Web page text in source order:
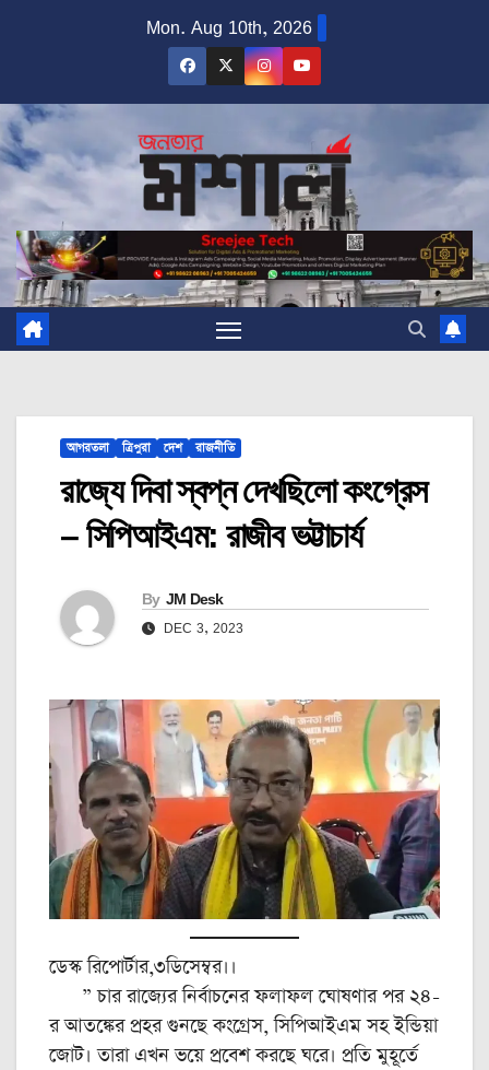
Mon. Aug 10th, 2026
আগরতলা ত্রিপুরা দেশ রাজনীতি
রাজ্যে দিবা স্বপ্ন দেখছিলো কংগ্রেস
– সিপিআইএম: রাজীব ভট্টাচার্য
By JM Desk
DEC 3, 2023
ডেস্ক রিপোর্টার,৩ডিসেম্বর।।
” চার রাজ্যের নির্বাচনের ফলাফল ঘোষণার পর ২৪-
র আতঙ্কের প্রহর গুনছে কংগ্রেস, সিপিআইএম সহ ইন্ডিয়া
জোট। তারা এখন ভয়ে প্রবেশ করছে ঘরে। প্রতি মুহূর্তে